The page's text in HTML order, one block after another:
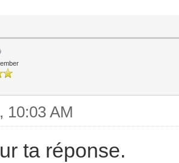
10:03 AM
ta réponse.